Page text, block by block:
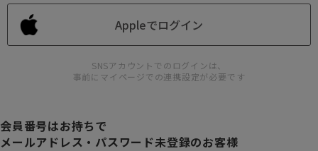
Appleでログイン
SNSアカウントでのログインは、
事前にマイページでの連携設定が必要です
会員番号はお持ちで
メールアドレス・パスワード未登録のお客様